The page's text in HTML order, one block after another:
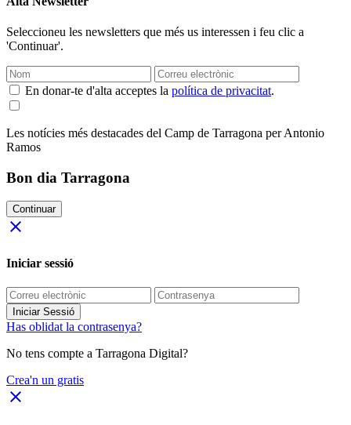
Seleccioneu les newsletters que més us interessen i feu clic a
'Continuar'.
En donar-te d'alta acceptes la política de privacitat.
Les notícies més destacades del Camp de Tarragona per Antonio
Ramos
Bon dia Tarragona
Continuar
close
Iniciar sessió
Iniciar Sessió
Has oblidat la contrasenya?
No tens compte a Tarragona Digital?
Crea'n un gratis
close